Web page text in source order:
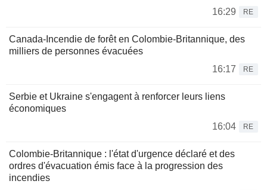
16:29
RE
Canada-Incendie de forêt en Colombie-Britannique, des
milliers de personnes évacuées
16:17
RE
Serbie et Ukraine s'engagent à renforcer leurs liens
économiques
16:04
RE
Colombie-Britannique : l'état d'urgence déclaré et des
ordres d'évacuation émis face à la progression des
incendies